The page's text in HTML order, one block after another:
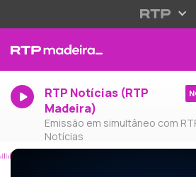
RTP Notícias (RTP
Madeira)
Emissão em simultâneo com
Notícias